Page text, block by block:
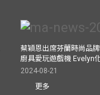
蔡穎恩出席芬蘭時尚品
廚具愛玩遊戲機 Evelyn
2024-08-21
更多